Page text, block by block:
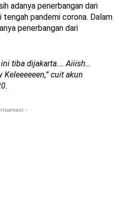
adanya penerbangan dari
tengah pandemi corona. Dalam
penerbangan dari
tiba dijakarta…. Aiiish…
cuit akun
-